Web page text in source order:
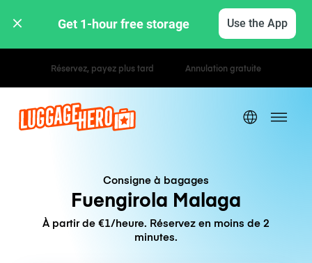
Get 1-hour free storage Use the App
Tarifs horaires / journaliers
Consigne à bagages
Fuengirola Malaga
À partir de €1/heure. Réservez en moins de 2
minutes.